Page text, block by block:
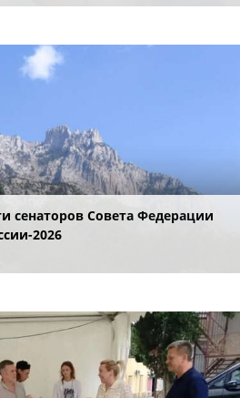
сенаторов Совета Федерации
2026